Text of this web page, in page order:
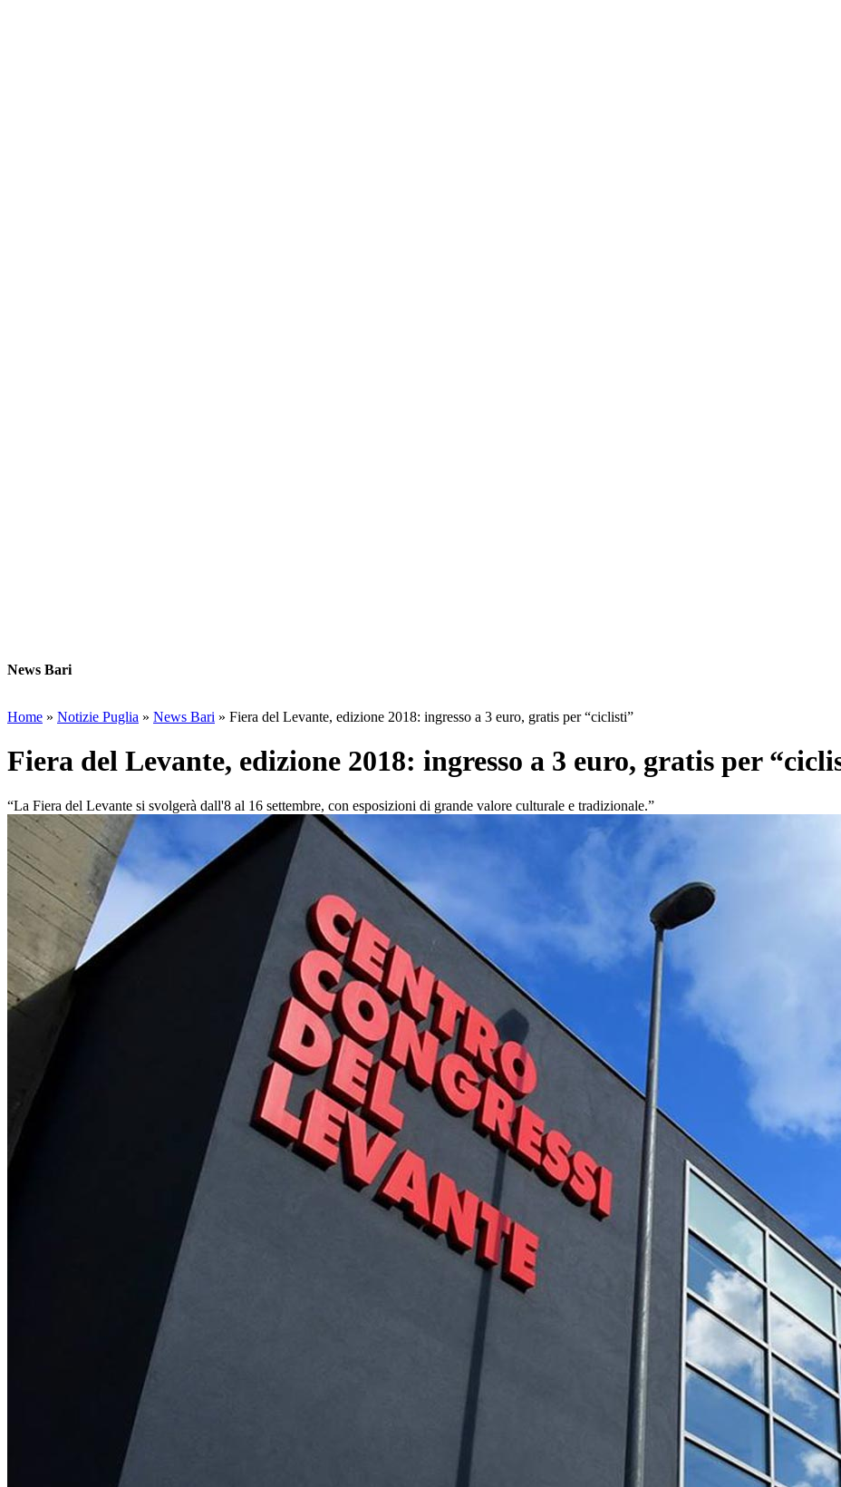
News Bari
Home » Notizie Puglia » News Bari » Fiera del Levante, edizione 2018: ingresso a 3 euro, gratis per “ciclisti”
Fiera del Levante, edizione 2018: ingresso a 3 euro, gratis per
“La Fiera del Levante si svolgerà dall'8 al 16 settembre, con esposizioni di grande valore culturale e tradizionale.”